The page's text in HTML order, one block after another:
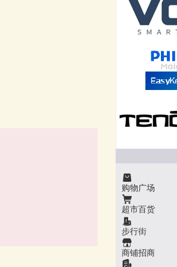
购物广场
超市百货
步行街
商铺招商